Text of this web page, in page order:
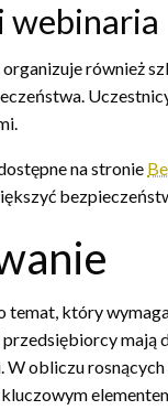
webinaria
również
na stronie
który
mają
W obliczu